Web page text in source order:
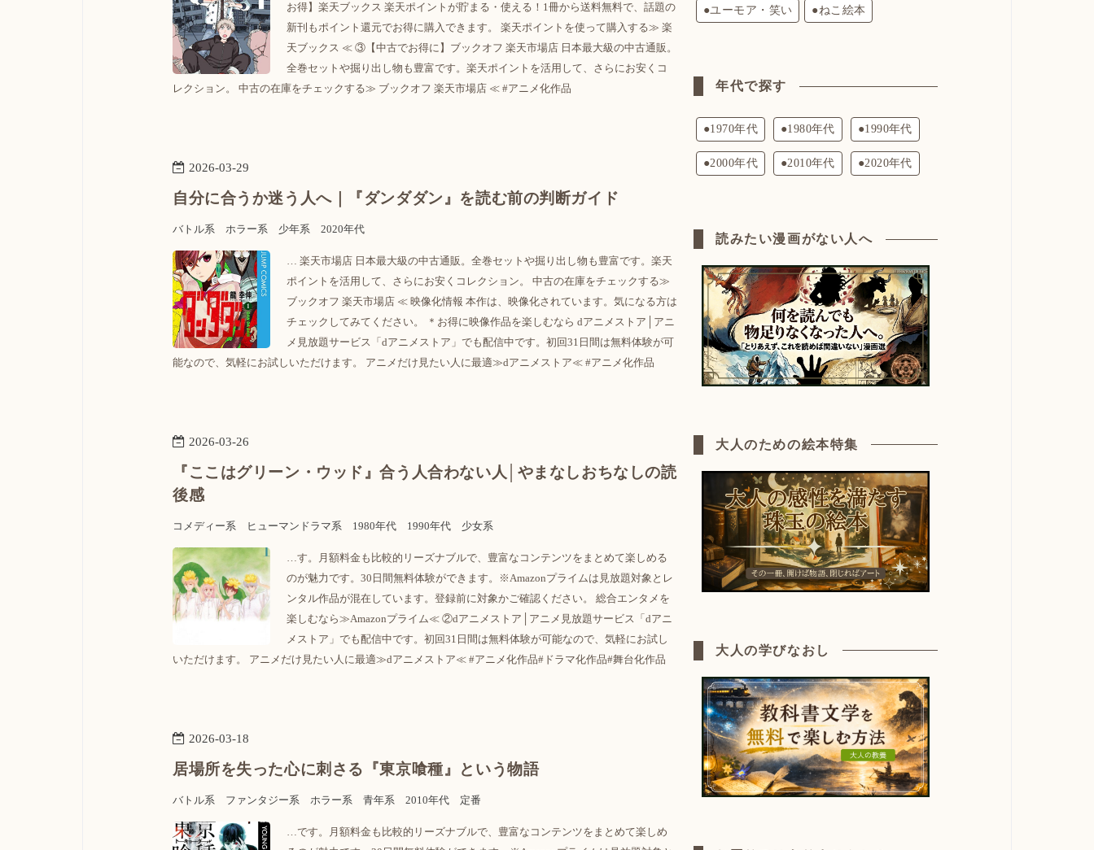
お得】楽天ブックス 楽天ポイントが貯まる・使える！1冊から送料無料で、話題の
新刊もポイント還元でお得に購入できます。 楽天ポイントを使って購入する≫ 楽
天ブックス ≪ ③【中古でお得に】ブックオフ 楽天市場店 日本最大級の中古通販。
全巻セットや掘り出し物も豊富です。楽天ポイントを活用して、さらにお安くコ
レクション。 中古の在庫をチェックする≫ ブックオフ 楽天市場店 ≪ #アニメ化作品
2026-03-29
自分に合うか迷う人へ｜『ダンダダン』を読む前の判断ガイド
バトル系 ホラー系 少年系 2020年代
… 楽天市場店 日本最大級の中古通販。全巻セットや掘り出し物も豊富です。楽天
ポイントを活用して、さらにお安くコレクション。 中古の在庫をチェックする≫
ブックオフ 楽天市場店 ≪ 映像化情報 本作は、映像化されています。気になる方は
チェックしてみてください。 ＊お得に映像作品を楽しむなら dアニメストア│アニ
メ見放題サービス「dアニメストア」でも配信中です。初回31日間は無料体験が可
能なので、気軽にお試しいただけます。 アニメだけ見たい人に最適≫dアニメストア≪ #アニメ化作品
2026-03-26
『ここはグリーン・ウッド』合う人合わない人│やまなしおちなしの読
後感
コメディー系 ヒューマンドラマ系 1980年代 1990年代 少女系
…す。月額料金も比較的リーズナブルで、豊富なコンテンツをまとめて楽しめる
のが魅力です。30日間無料体験ができます。※Amazonプライムは見放題対象とレ
ンタル作品が混在しています。登録前に対象かご確認ください。 総合エンタメを
楽しむなら≫Amazonプライム≪ ②dアニメストア│アニメ見放題サービス「dアニ
メストア」でも配信中です。初回31日間は無料体験が可能なので、気軽にお試し
いただけます。 アニメだけ見たい人に最適≫dアニメストア≪ #アニメ化作品#ドラマ化作品#舞台化作品
2026-03-18
居場所を失った心に刺さる『東京喰種』という物語
バトル系 ファンタジー系 ホラー系 青年系 2010年代 定番
…です。月額料金も比較的リーズナブルで、豊富なコンテンツをまとめて楽しめ
●ユーモア・笑い ●ねこ絵本
年代で探す
●1970年代 ●1980年代 ●1990年代
●2000年代 ●2010年代 ●2020年代
読みたい漫画がない人へ
大人のための絵本特集
大人の学びなおし